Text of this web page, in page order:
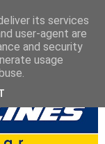
its services
user-agent are
and security
usage